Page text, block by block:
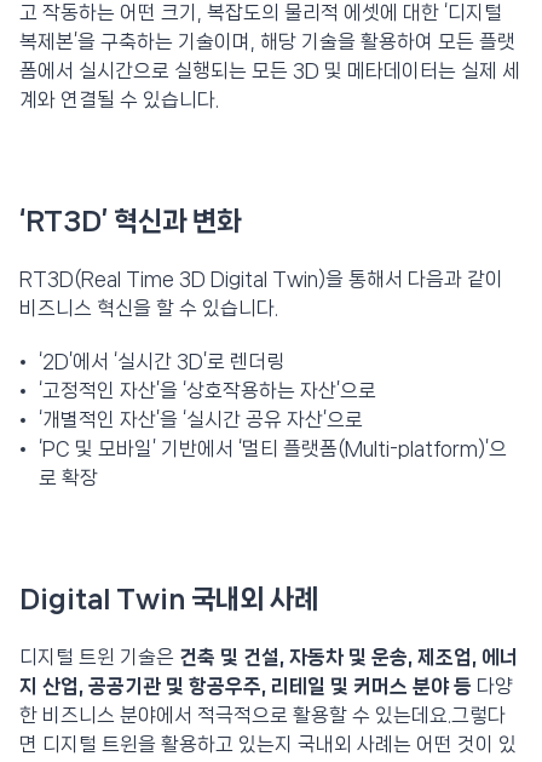
고 작동하는 어떤 크기, 복잡도의 물리적 에셋에 대한 ‘디지털
복제본’을 구축하는 기술이며, 해당 기술을 활용하여 모든 플랫
폼에서 실시간으로 실행되는 모든 3D 및 메타데이터는 실제 세
계와 연결될 수 있습니다.
‘RT3D’ 혁신과 변화
RT3D(Real Time 3D Digital Twin)을 통해서 다음과 같이
비즈니스 혁신을 할 수 있습니다.
‘2D’에서 ‘실시간 3D’로 렌더링
‘고정적인 자산’을 ‘상호작용하는 자산’으로
‘개별적인 자산’을 ‘실시간 공유 자산’으로
‘PC 및 모바일’ 기반에서 ‘멀티 플랫폼(Multi-platform)’으
로 확장
Digital Twin 국내외 사례
디지털 트윈 기술은 건축 및 건설, 자동차 및 운송, 제조업, 에너
지 산업, 공공기관 및 항공우주, 리테일 및 커머스 분야 등 다양
한 비즈니스 분야에서 적극적으로 활용할 수 있는데요.그렇다
면 디지털 트윈을 활용하고 있는지 국내외 사례는 어떤 것이 있